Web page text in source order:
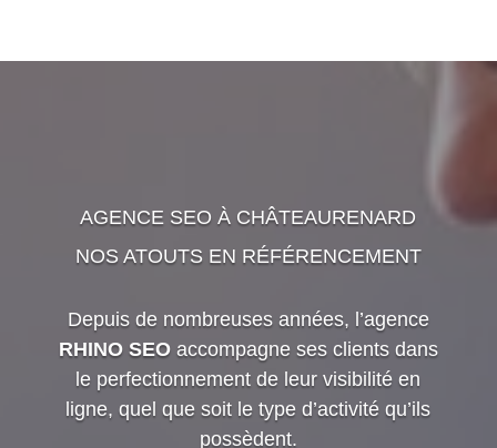
AGENCE SEO À CHÂTEAURENARD
NOS ATOUTS EN RÉFÉRENCEMENT
Depuis de nombreuses années, l’agence
RHINO SEOaccompagne ses clients dans
le perfectionnement de leur visibilité en
ligne, quel que soit le type d’activité qu’ils
possèdent.